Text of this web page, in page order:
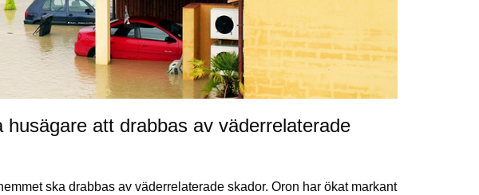
husägare att drabbas av väderrelaterade
ska drabbas av väderrelaterade skador. Oron har ökat markant